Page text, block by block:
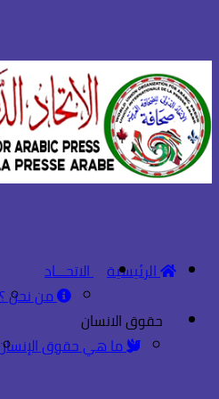
الرئيسية الاتحـــاد
من نحن ؟
حقوق الانسان
ما هي حقوق